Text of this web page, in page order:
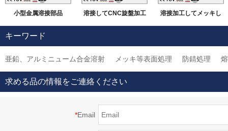
小型金属溶接部品 溶接してCNC旋盤加工 溶接加工してメッキし
キーワード
亜鉛、アルミニューム合金溶射 メッキ等表面処理 防錆処理
求める品の情報をご連絡ください
*Email